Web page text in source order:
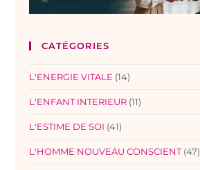
CATÉGORIES
L'ENERGIE VITALE (14)
L'ENFANT INTERIEUR (11)
L'ESTIME DE SOI (41)
L'HOMME NOUVEAU CONSCIENT (47)